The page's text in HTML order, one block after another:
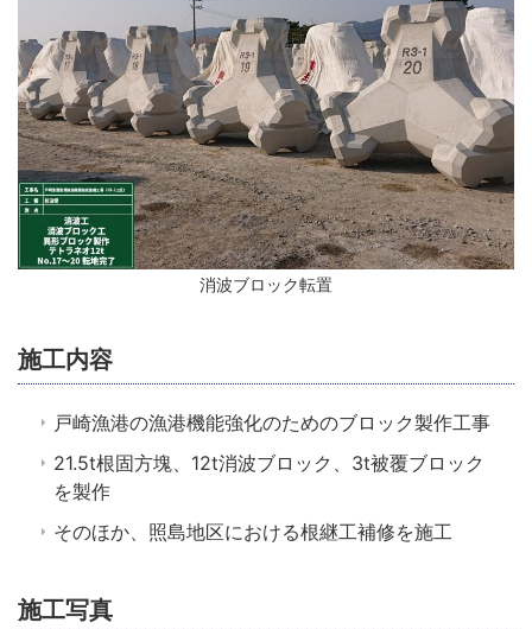
消波ブロック転置
施工内容
戸崎漁港の漁港機能強化のためのブロック製作工事
21.5t根固方塊、12t消波ブロック、3t被覆ブロック
を製作
そのほか、照島地区における根継工補修を施工
施工写真